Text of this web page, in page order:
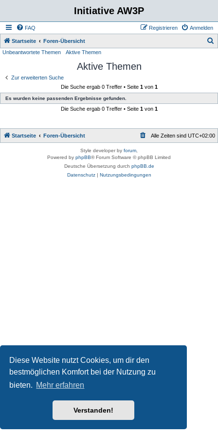
Diese Website nutzt Cookies, um dir den
bestmöglichen Komfort bei der Nutzung zu
bieten. Mehr erfahren
Verstanden!
Initiative AW3P
FAQ Anmelden
Registrieren
Startseite Foren-Übersicht
Unbeantwortete Themen Aktive Themen
Aktive Themen
Zur erweiterten Suche
Die Suche ergab 0 Treffer • Seite 1von 1
Es wurden keine passenden Ergebnisse gefunden.
Die Suche ergab 0 Treffer • Seite 1von 1
Startseite Foren-Übersicht Alle Zeiten sind UTC+02:00
Style developer by forum
Powered by phpBB® Forum Software © phpBB Limited
Deutsche Übersetzung durch phpBB.de
Datenschutz| Nutzungsbedingungen